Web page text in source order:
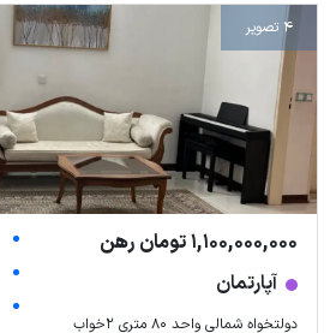
4 تصویر
1,100,000,000 تومان رهن
آپارتمان
دولتخواه شمالی واحد ۸۰ متری ۲خواب